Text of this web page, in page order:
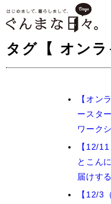
タグ【 オン
【オン
ースタ
ワーク
【12/
とこん
届けす
【12/3